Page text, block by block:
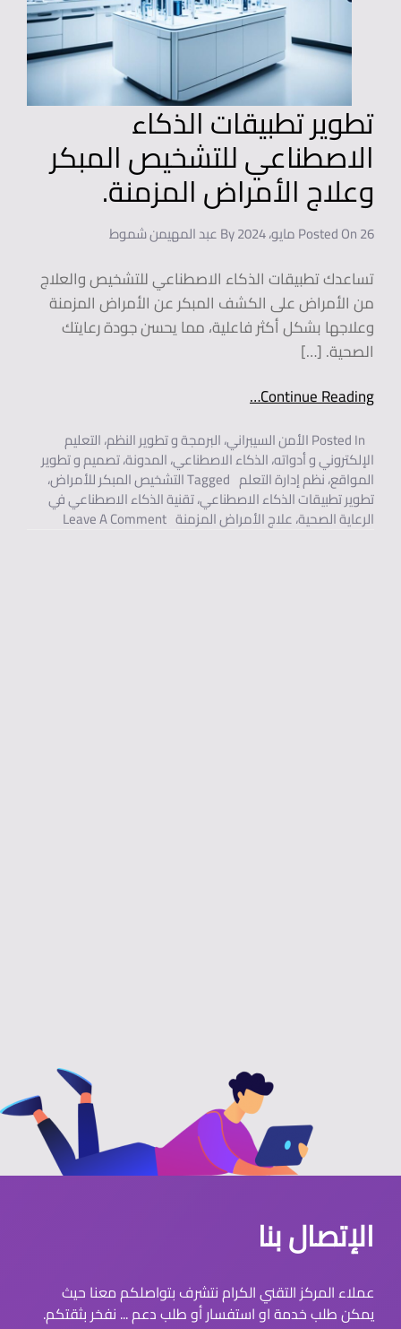
تطوير تطبيقات الذكاء
الاصطناعي للتشخيص المبكر
وعلاج الأمراض المزمنة.
Posted On26 مايو، 2024 عبد المهيمن شموط
تساعدك تطبيقات الذكاء الاصطناعي للتشخيص والعلاج
من الأمراض على الكشف المبكر عن الأمراض المزمنة
وعلاجها بشكل أكثر فاعلية، مما يحسن جودة رعايتك
الصحية. […]
Continue Reading…
Posted Inالأمن السيبراني،البرمجة و تطوير النظم،التعليم
الإلكتروني و أدواته،الذكاء الاصطناعي،المدونة،تصميم و تطوير
المواقع،نظم إدارة التعلم Taggedالتشخيص المبكر للأمراض،
تطوير تطبيقات الذكاء الاصطناعي،تقنية الذكاء الاصطناعي في
الرعاية الصحية،علاج الأمراض المزمنة Leave A Comment On تطوير تطبيقات الذكاء الاصطناعي للتشخيص المبكر وعلاج الأمراض المزمنة.
الإتصال بنا
عملاء المركز التقني الكرام نتشرف بتواصلكم معنا حيث
يمكن طلب خدمة او استفسار أو طلب دعم ... نفخر بثقتكم.